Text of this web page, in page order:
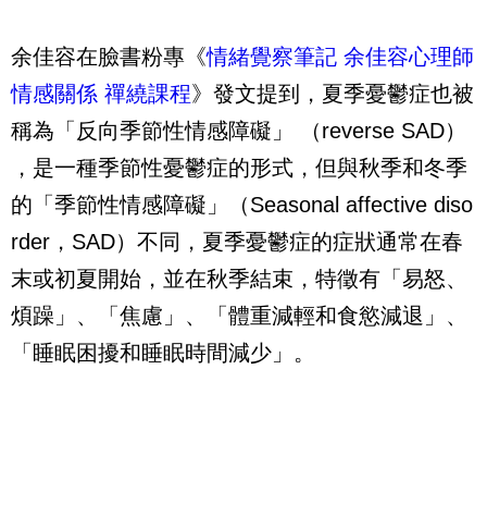
余佳容在臉書粉專《情緒覺察筆記 余佳容心理師
情感關係 禪繞課程》發文提到，夏季憂鬱症也被
稱為「反向季節性情感障礙」 （reverse SAD）
，是一種季節性憂鬱症的形式，但與秋季和冬季
的「季節性情感障礙」（Seasonal affective diso
rder，SAD）不同，夏季憂鬱症的症狀通常在春
末或初夏開始，並在秋季結束，特徵有「易怒、
煩躁」、「焦慮」、「體重減輕和食慾減退」、
「睡眠困擾和睡眠時間減少」。